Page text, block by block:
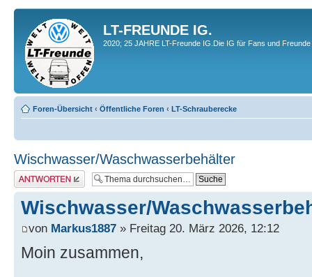
LT-FREUNDE IG.
2020; 25 JAHRE LT-Freunde IG.Die IG für Fans und
Foren-Übersicht ‹ Öffentliche Foren ‹ LT-Schrauberecke
Wischwasser/Waschwasserbehälter
Antwort erstellen
Wischwasser/
von Markus1887 » Freitag 20. März 2026, 12:12
Moin zusammen,